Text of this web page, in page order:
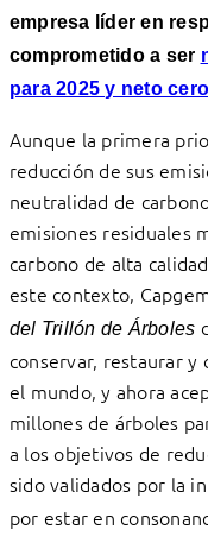
empresa líder en
comprometido a ser
para 2025 y neto
Aunque la primera
reducción de sus
neutralidad de
emisiones residuales
carbono de alta
este contexto,
del Trillón de Árboles
conservar, restaurar
el mundo, y ahora
millones de árboles
a los objetivos de
sido validados por la
por estar en